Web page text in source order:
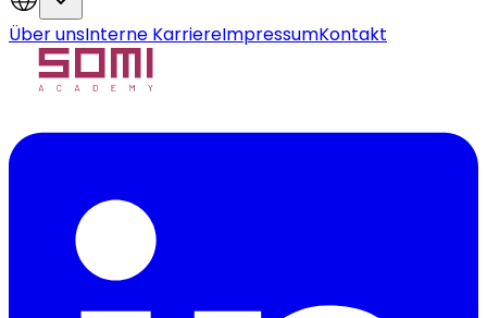
Über unsInterne KarriereImpressumKontakt